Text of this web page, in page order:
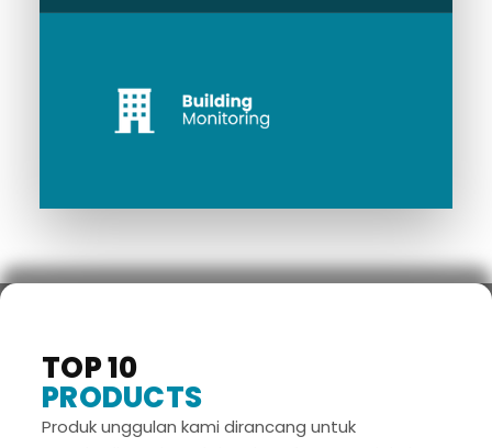
TOP 10
PRODUCTS
Produk unggulan kami dirancang untuk